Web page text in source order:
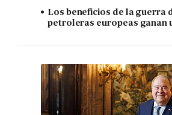
Los beneficios de la guerra
petroleras europeas ganan